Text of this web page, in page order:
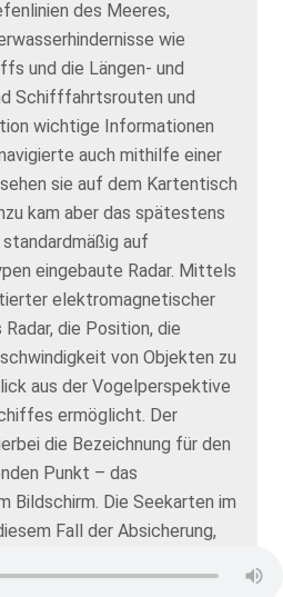
des Meeres,
wie
und die Längen- und
Schifffahrtsrouten und
wichtige Informationen
auch mithilfe einer
sie auf dem Kartentisch
kam aber das spätestens
auf
eingebaute Radar. Mittels
elektromagnetischer
die Position, die
von Objekten zu
aus der Vogelperspektive
ermöglicht. Der
die Bezeichnung für den
Punkt – das
Bildschirm. Die Seekarten im
Fall der Absicherung,
vorbereitet zu sein,